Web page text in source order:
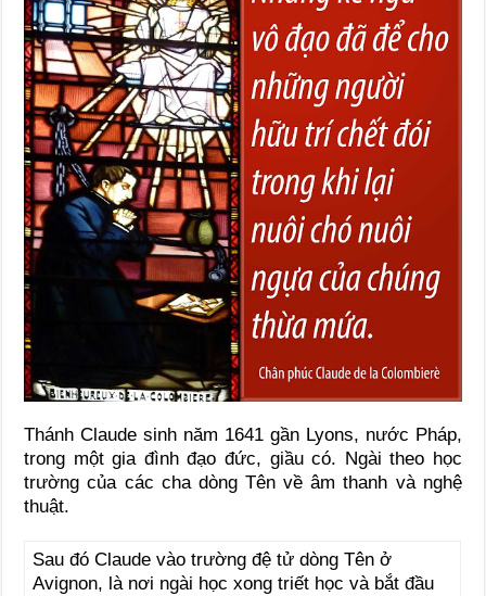
Thánh Claude sinh năm 1641 gần Lyons, nước Pháp,
trong một gia đình đạo đức, giầu có. Ngài theo học
trường của các cha dòng Tên về âm thanh và nghệ
thuật.
Sau đó Claude vào trường đệ tử dòng Tên ở
Avignon, là nơi ngài học xong triết học và bắt đầu